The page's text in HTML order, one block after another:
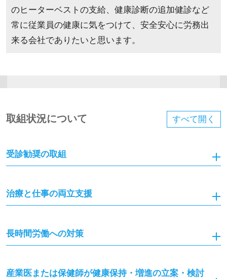
のヒーターベストの支給、健康診断の追加健診など
常に従業員の健康に気をつけて、安全安心に労務出
来る会社でありたいと思います。
すべて 開く
取組状況について
受診勧奨の取組
治療と仕事の両立支援
長時間労働への対策
産業医または保健師が健康保持・増進の立案・検討